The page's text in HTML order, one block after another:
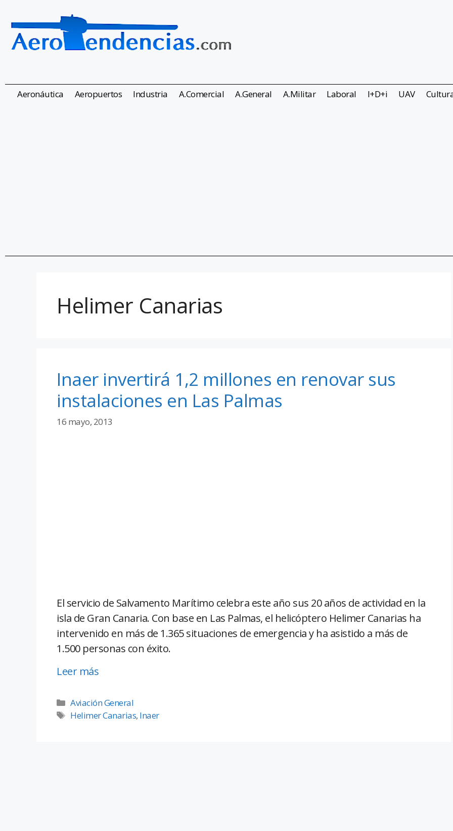
Aeronáutica Aeropuertos Industria A.Comercial A.General A.Militar Laboral I+D+i UAV
Helimer Canarias
Inaer invertirá 1,2 millones en renovar sus
instalaciones en Las Palmas
16 mayo, 2013
El servicio de Salvamento Marítimo celebra este año sus 20 años de actividad en la
isla de Gran Canaria. Con base en Las Palmas, el helicóptero Helimer Canarias ha
intervenido en más de 1.365 situaciones de emergencia y ha asistido a más de
1.500 personas con éxito.
Leer más
Aviación General
Helimer Canarias, Inaer